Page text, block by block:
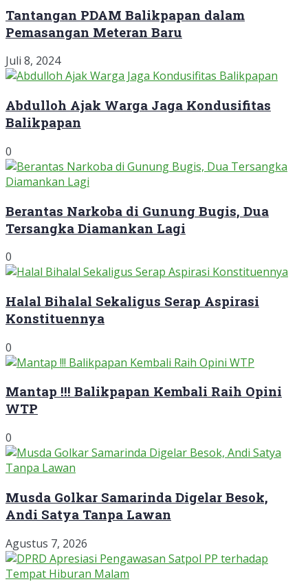
Tantangan PDAM Balikpapan dalam
Pemasangan Meteran Baru
Juli 8, 2024
Abdulloh Ajak Warga Jaga Kondusifitas
Balikpapan
0
Berantas Narkoba di Gunung Bugis, Dua
Tersangka Diamankan Lagi
0
Halal Bihalal Sekaligus Serap Aspirasi
Konstituennya
0
Mantap !!! Balikpapan Kembali Raih Opini
WTP
0
Musda Golkar Samarinda Digelar Besok,
Andi Satya Tanpa Lawan
Agustus 7, 2026